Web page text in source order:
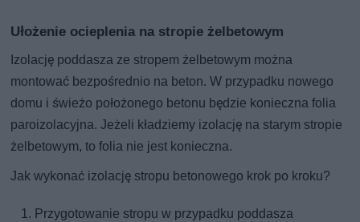
Ułożenie ocieplenia na stropie żelbetowym
Izolację poddasza ze stropem żelbetowym można
montować bezpośrednio na beton. W przypadku nowego
domu i świeżo położonego betonu będzie konieczna folia
paroizolacyjna. Jeżeli kładziemy izolację na starym stropie
żelbetowym, to folia nie jest konieczna.
Jak wykonać izolację stropu betonowego krok po kroku?
Przygotowanie stropu w przypadku poddasza